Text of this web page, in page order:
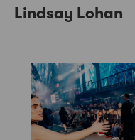
Lindsay Lohan